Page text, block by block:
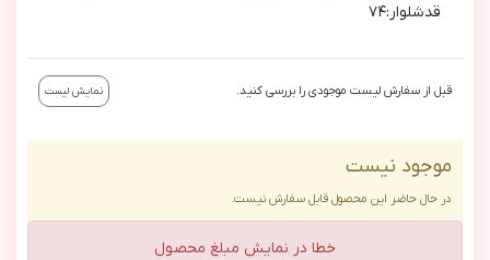
قدشلوار:٧٤
قبل از سفارش لیست موجودی را بررسی کنید. نمایش لیست
موجود نیست
در حال حاضر این محصول قابل سفارش نیست.
خطا در نمایش مبلغ محصول